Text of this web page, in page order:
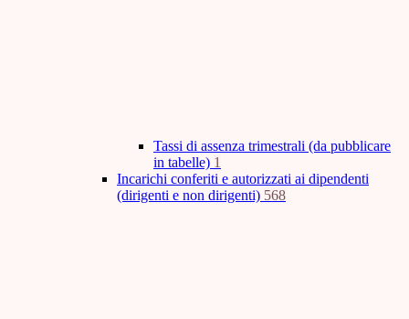
Tassi di assenza trimestrali (da pubblicare
in tabelle) 1
Incarichi conferiti e autorizzati ai dipendenti
(dirigenti e non dirigenti) 568